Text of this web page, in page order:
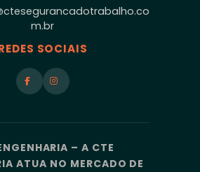
m.br
SOCIAIS
– A CTE
ATUA NO MERCADO DE